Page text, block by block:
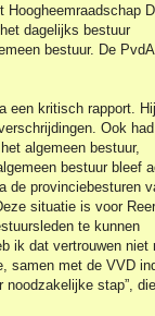
Hoogheemraadschap
dagelijks bestuur
bestuur. De PvdA
een kritisch rapport.
Ook
algemeen bestuur,
bestuur bleef
de provinciebesturen
situatie is voor
te kunnen
ik dat vertrouwen niet
samen met de VVD
noodzakelijke stap”,